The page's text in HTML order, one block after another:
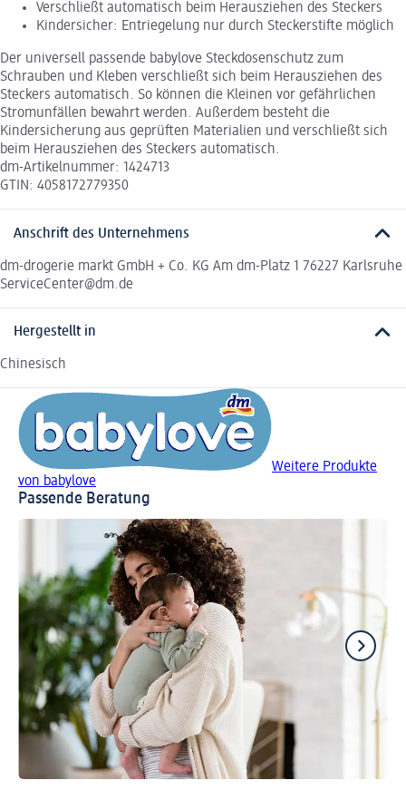
Verschließt automatisch beim Herausziehen des Steckers
Kindersicher: Entriegelung nur durch Steckerstifte möglich
Der universell passende babylove Steckdosenschutz zum
Schrauben und Kleben verschließt sich beim Herausziehen des
Steckers automatisch. So können die Kleinen vor gefährlichen
Stromunfällen bewahrt werden. Außerdem besteht die
Kindersicherung aus geprüften Materialien und verschließt sich
beim Herausziehen des Steckers automatisch.
dm-Artikelnummer: 1424713
GTIN: 4058172779350
Anschrift des Unternehmens
dm-drogerie markt GmbH + Co. KG Am dm-Platz 1 76227 Karlsruhe
ServiceCenter@dm.de
Hergestellt in
Chinesisch
Weitere Produkte
von babylove
Passende Beratung